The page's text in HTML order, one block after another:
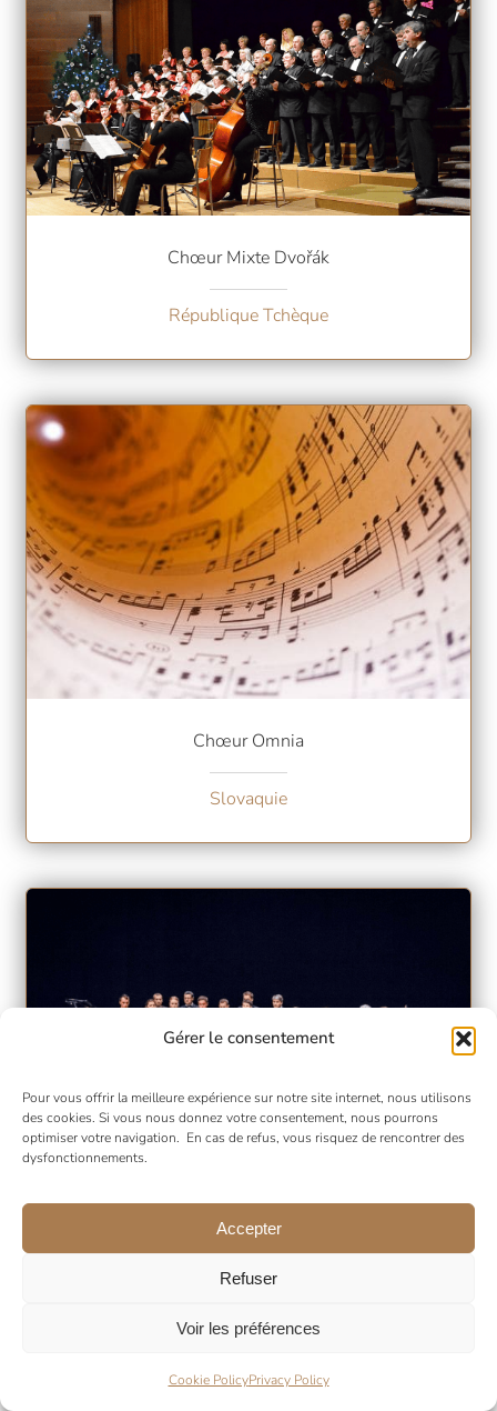
Gérer le consentement
Pour vous offrir la meilleure expérience sur notre site internet, nous utilisons
des cookies. Si vous nous donnez votre consentement, nous pourrons
optimiser votre navigation. En cas de refus, vous risquez de rencontrer des
dysfonctionnements.
Accepter
Refuser
Voir les préférences
Cookie PolicyPrivacy Policy
Chœur Mixte Dvořák
République Tchèque
Chœur Omnia
Slovaquie
Ukraine